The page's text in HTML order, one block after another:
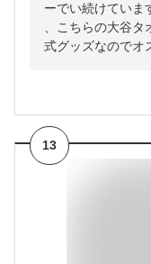
ーでい続けていま
、こちらの大谷タ
式グッズなのでオ
13